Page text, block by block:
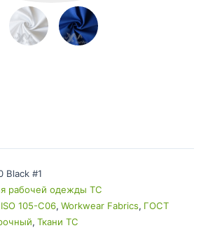
Black #1
рабочей одежды TC
ISO 105-C06, Workwear Fabrics, ГОСТ
, Ткани TC